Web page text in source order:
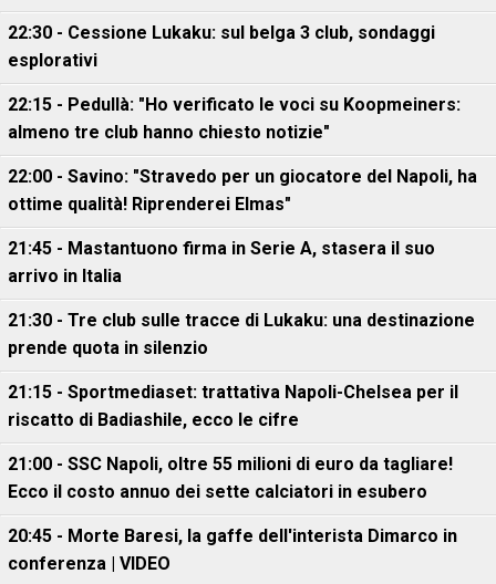
22:30 - Cessione Lukaku: sul belga 3 club, sondaggi
esplorativi
22:15 - Pedullà: "Ho verificato le voci su Koopmeiners:
almeno tre club hanno chiesto notizie"
22:00 - Savino: "Stravedo per un giocatore del Napoli, ha
ottime qualità! Riprenderei Elmas"
21:45 - Mastantuono firma in Serie A, stasera il suo
arrivo in Italia
21:30 - Tre club sulle tracce di Lukaku: una destinazione
prende quota in silenzio
21:15 - Sportmediaset: trattativa Napoli-Chelsea per il
riscatto di Badiashile, ecco le cifre
21:00 - SSC Napoli, oltre 55 milioni di euro da tagliare!
Ecco il costo annuo dei sette calciatori in esubero
20:45 - Morte Baresi, la gaffe dell'interista Dimarco in
conferenza | VIDEO